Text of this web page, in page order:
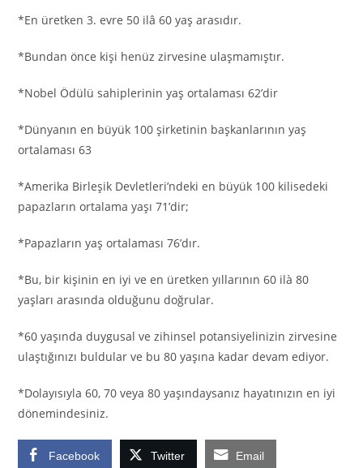
*En üretken 3. evre 50 ilâ 60 yaş arasıdır.
*Bundan önce kişi henüz zirvesine ulaşmamıştır.
*Nobel Ödülü sahiplerinin yaş ortalaması 62’dir
*Dünyanın en büyük 100 şirketinin başkanlarının yaş
ortalaması 63
*Amerika Birleşik Devletleri’ndeki en büyük 100 kilisedeki
papazların ortalama yaşı 71’dir;
*Papazların yaş ortalaması 76’dır.
*Bu, bir kişinin en iyi ve en üretken yıllarının 60 ilà 80
yaşları arasında olduğunu doğrular.
*60 yaşında duygusal ve zihinsel potansiyelinizin zirvesine
ulaştığınızı buldular ve bu 80 yaşına kadar devam ediyor.
*Dolayısıyla 60, 70 veya 80 yaşındaysanız hayatınızın en iyi
dönemindesiniz.
Facebook Twitter Email